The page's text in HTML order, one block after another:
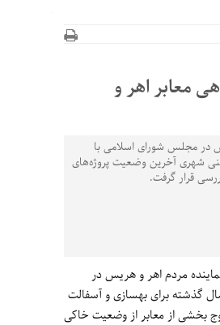
معابر اهر و
در مجلس شورای اسلامی با
شهری آخرین وضعیت پروژه‌های
قرار گرفت.
مردم اهر و هریس در
گذشته برای بهسازی و آسفالت
بخشی از معابر از وضعیت خاکی